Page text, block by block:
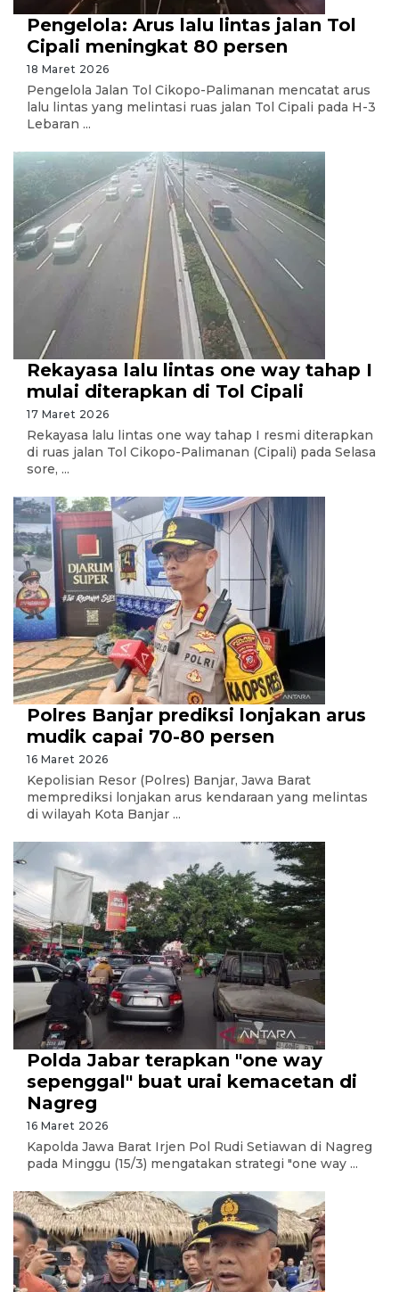
Pengelola: Arus lalu lintas jalan Tol
Cipali meningkat 80 persen
18 Maret 2026
Pengelola Jalan Tol Cikopo-Palimanan mencatat arus
lalu lintas yang melintasi ruas jalan Tol Cipali pada H-3
Lebaran ...
Rekayasa lalu lintas one way tahap I
mulai diterapkan di Tol Cipali
17 Maret 2026
Rekayasa lalu lintas one way tahap I resmi diterapkan
di ruas jalan Tol Cikopo-Palimanan (Cipali) pada Selasa
sore, ...
Polres Banjar prediksi lonjakan arus
mudik capai 70-80 persen
16 Maret 2026
Kepolisian Resor (Polres) Banjar, Jawa Barat
memprediksi lonjakan arus kendaraan yang melintas
di wilayah Kota Banjar ...
Polda Jabar terapkan "one way
sepenggal" buat urai kemacetan di
Nagreg
16 Maret 2026
Kapolda Jawa Barat Irjen Pol Rudi Setiawan di Nagreg
pada Minggu (15/3) mengatakan strategi "one way ...